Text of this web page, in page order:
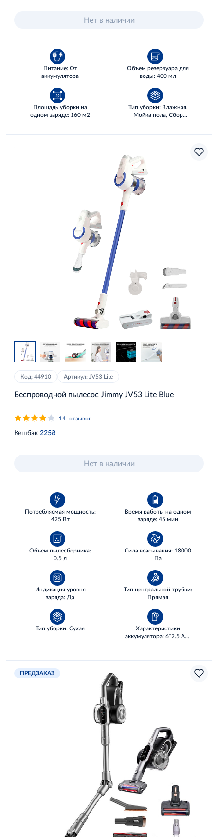
Нет в наличии
Питание: От
аккумулятора
Объем резервуара для
воды: 400 мл
Площадь уборки на
одном заряде: 160 м2
Тип уборки: Влажная,
Мойка пола, Сбор
Код: 44910 Артикул: JV53 Lite
Беспроводной пылесос Jimmy JV53 Lite Blue
14 отзывов
Кешбэк 225₴
Нет в наличии
Потребляемая мощность:
425 Вт
Время работы на одном
заряде: 45 мин
Объем пылесборника:
0.5 л
Сила всасывания: 18000
Па
Индикация уровня
заряда: Да
Тип центральной трубки:
Прямая
Тип уборки: Сухая
Характеристики
аккумулятора: 6*2.5 AH,
ПРЕДЗАКАЗ